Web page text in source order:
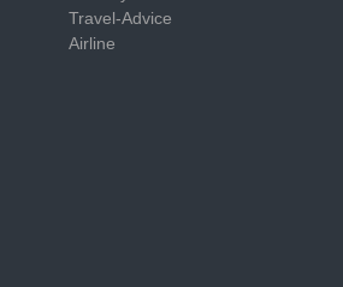
Travel-Advice
Airline